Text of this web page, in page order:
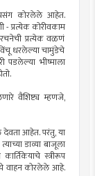
प्रसंग कोरलेले आहेत.
- प्रत्येक कोरीवकाम
प्रत्येक वळणं
विंचू धरलेल्या चामुंडेचे
पडलेल्या भीष्माला
वैशिष्ट्य म्हणजे,
देवता आहेत. परंतु, या
डाव्या बाजूला
स्त्रीरूप
वाहन कोरलेले आहे.